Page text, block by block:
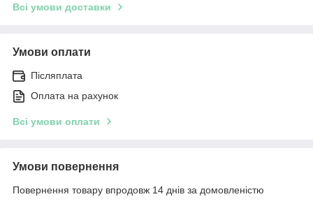
Всі умови доставки
Умови оплати
Післяплата
Оплата на рахунок
Всі умови оплати
Умови повернення
Повернення товару впродовж 14 днів за домовленістю